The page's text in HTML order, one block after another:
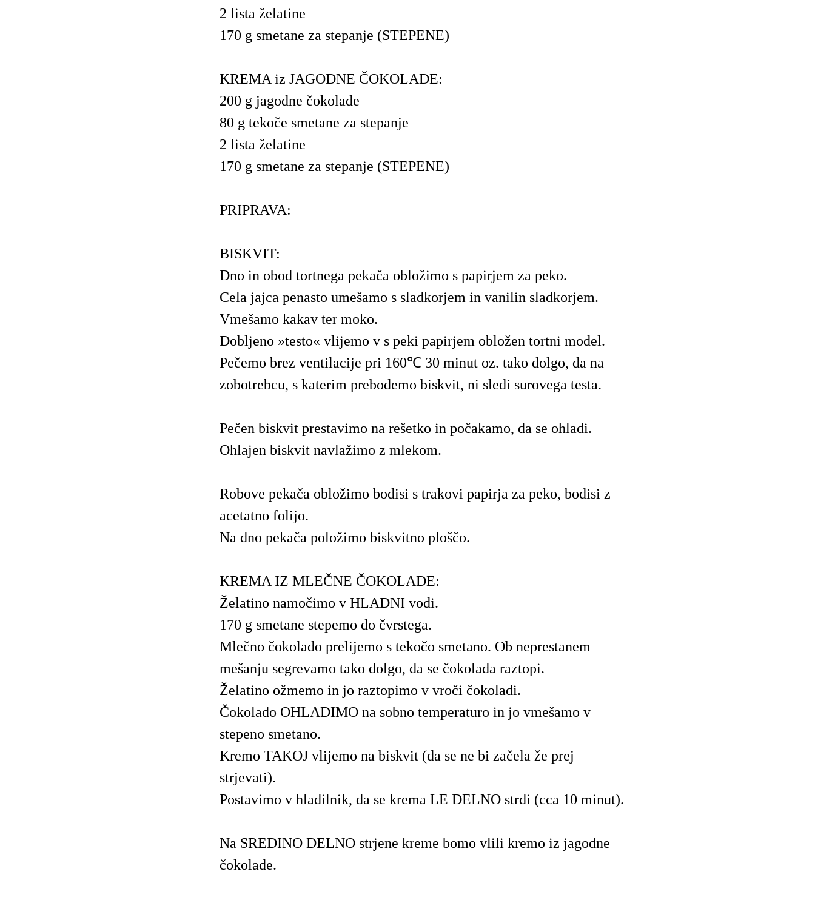
2 lista želatine
170 g smetane za stepanje (STEPENE)
KREMA iz JAGODNE ČOKOLADE:
200 g jagodne čokolade
80 g tekoče smetane za stepanje
2 lista želatine
170 g smetane za stepanje (STEPENE)
PRIPRAVA:
BISKVIT:
Dno in obod tortnega pekača obložimo s papirjem za peko.
Cela jajca penasto umešamo s sladkorjem in vanilin sladkorjem.
Vmešamo kakav ter moko.
Dobljeno »testo« vlijemo v s peki papirjem obložen tortni model.
Pečemo brez ventilacije pri 160℃ 30 minut oz. tako dolgo, da na
zobotrebcu, s katerim prebodemo biskvit, ni sledi surovega testa.
Pečen biskvit prestavimo na rešetko in počakamo, da se ohladi.
Ohlajen biskvit navlažimo z mlekom.
Robove pekača obložimo bodisi s trakovi papirja za peko, bodisi z
acetatno folijo.
Na dno pekača položimo biskvitno ploščo.
KREMA IZ MLEČNE ČOKOLADE:
Želatino namočimo v HLADNI vodi.
170 g smetane stepemo do čvrstega.
Mlečno čokolado prelijemo s tekočo smetano. Ob neprestanem
mešanju segrevamo tako dolgo, da se čokolada raztopi.
Želatino ožmemo in jo raztopimo v vroči čokoladi.
Čokolado OHLADIMO na sobno temperaturo in jo vmešamo v
stepeno smetano.
Kremo TAKOJ vlijemo na biskvit (da se ne bi začela že prej
strjevati).
Postavimo v hladilnik, da se krema LE DELNO strdi (cca 10 minut).
Na SREDINO DELNO strjene kreme bomo vlili kremo iz jagodne
čokolade.